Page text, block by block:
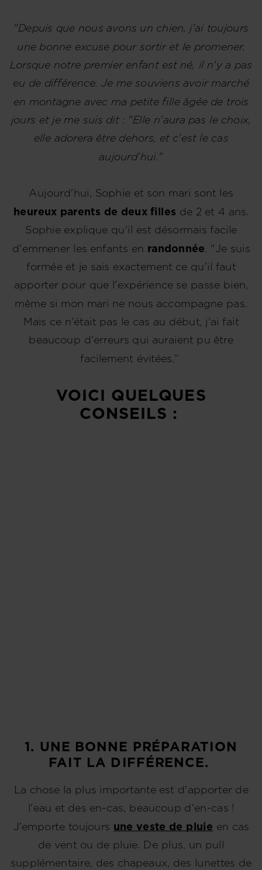
"Depuis que nous avons un chien, j'ai toujours
une bonne excuse pour sortir et le promener.
Lorsque notre premier enfant est né, il n'y a pas
eu de différence. Je me souviens avoir marché
en montagne avec ma petite fille âgée de trois
jours et je me suis dit : "Elle n'aura pas le choix,
elle adorera être dehors, et c'est le cas
aujourd’hui."
Aujourd'hui, Sophie et son mari sont les
heureux parents de deux filles de 2 et 4 ans.
Sophie explique qu'il est désormais facile
d'emmener les enfants en randonnée. "Je suis
formée et je sais exactement ce qu'il faut
apporter pour que l'expérience se passe bien,
même si mon mari ne nous accompagne pas.
Mais ce n'était pas le cas au début, j'ai fait
beaucoup d'erreurs qui auraient pu être
facilement évitées.”
VOICI QUELQUES
CONSEILS :
1. UNE BONNE PRÉPARATION
FAIT LA DIFFÉRENCE.
La chose la plus importante est d'apporter de
l'eau et des en-cas, beaucoup d'en-cas !
J'emporte toujours une veste de pluie en cas
de vent ou de pluie. De plus, un pull
supplémentaire, des chapeaux, des lunettes de